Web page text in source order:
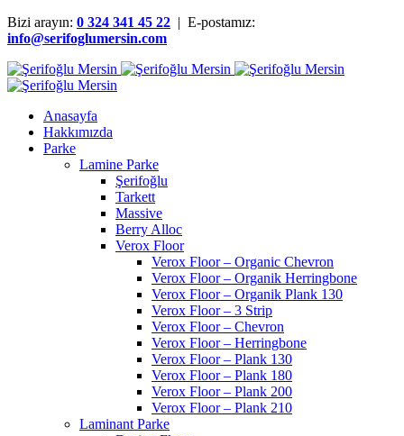
Bizi arayın: 0 324 341 45 22 | E-postamız:
info@serifoglumersin.com
Anasayfa
Hakkımızda
Parke
Lamine Parke
Şerifoğlu
Tarkett
Massive
Berry Alloc
Verox Floor
Verox Floor – Organic Chevron
Verox Floor – Organik Herringbone
Verox Floor – Organik Plank 130
Verox Floor – 3 Strip
Verox Floor – Chevron
Verox Floor – Herringbone
Verox Floor – Plank 130
Verox Floor – Plank 180
Verox Floor – Plank 200
Verox Floor – Plank 210
Laminant Parke